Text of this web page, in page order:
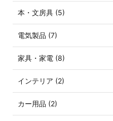
本・文房具 (5)
電気製品 (7)
家具・家電 (8)
インテリア (2)
カー用品 (2)